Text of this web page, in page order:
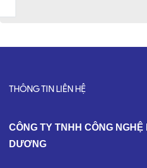
THÔNG TIN LIÊN HỆ
CÔNG TY TNHH CÔNG NGHỆ
DƯƠNG